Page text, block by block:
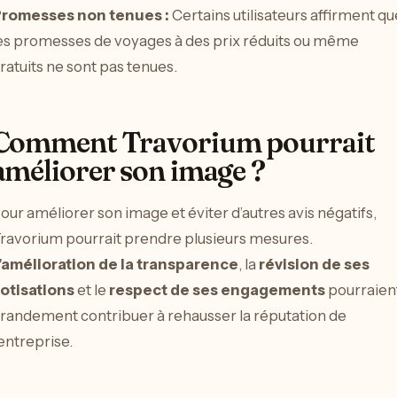
non tenues : Certains utilisateurs affirment
promesses de voyages à des prix réduits ou même
ne sont pas tenues.
Travorium pourrait
son image ?
améliorer son image et éviter d’autres avis négatifs,
pourrait prendre plusieurs mesures.
de la transparence, la révision de ses
et le respect de ses engagements
contribuer à rehausser la réputation de